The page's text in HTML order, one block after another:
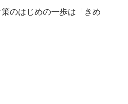
のはじめの一歩は「きめ